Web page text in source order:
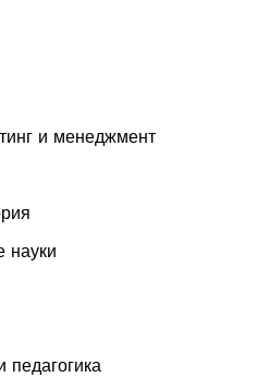
и менеджмент
науки